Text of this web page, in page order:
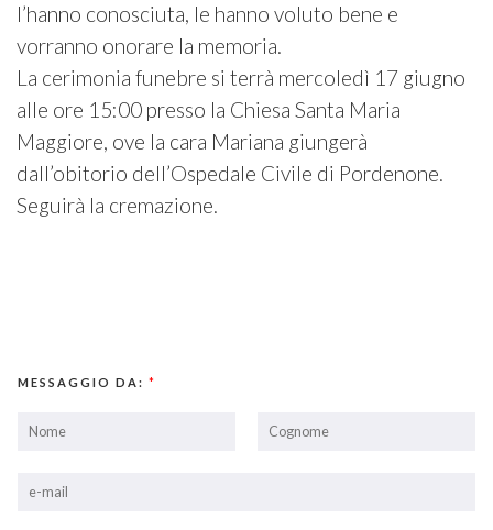
l’hanno conosciuta, le hanno voluto bene e
vorranno onorare la memoria.
La cerimonia funebre si terrà mercoledì 17 giugno
alle ore 15:00 presso la Chiesa Santa Maria
Maggiore, ove la cara Mariana giungerà
dall’obitorio dell’Ospedale Civile di Pordenone.
Seguirà la cremazione.
MESSAGGIO DA: *